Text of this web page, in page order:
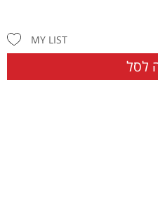
לסל
MY LIST